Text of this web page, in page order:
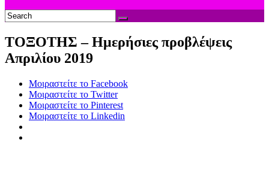
ΤΟΞΟΤΗΣ – Ημερήσιες προβλέψεις
Απριλίου 2019
Μοιραστείτε το Facebook
Μοιραστείτε το Twitter
Μοιραστείτε το Pinterest
Μοιραστείτε το Linkedin